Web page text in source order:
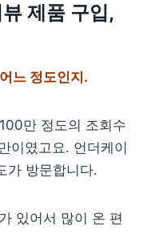
제품 구입,
느 정도인지.
만 정도의 조회수
이였고요. 언더케이
가 방문합니다.
있어서 많이 온 편